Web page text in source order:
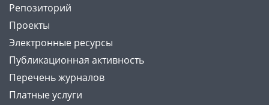
Репозиторий
Проекты
Электронные ресурсы
Публикационная активность
Перечень журналов
Платные услуги